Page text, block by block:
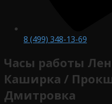
8 (499) 348-13-69
Часы работы
Каширка /
Дмитровка